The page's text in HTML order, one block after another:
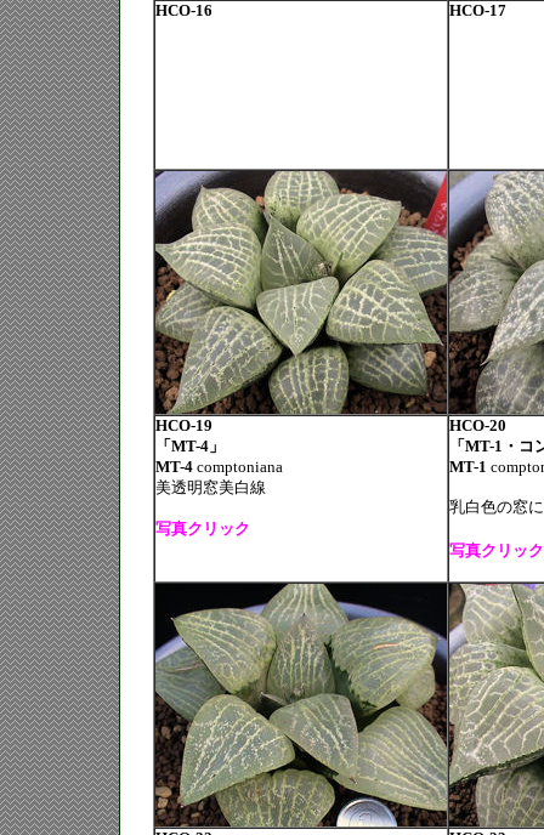
HCO-16 HCO-17
HCO-19
「MT-4」
MT-4 comptoniana
美透明窓美白線
写真クリック
HCO-20
「MT-1・コ
MT-1
乳白色の窓
写真クリック